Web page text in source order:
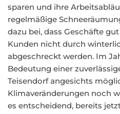
sparen und ihre
regelmäßige
dazu bei, dass Geschäfte
Kunden nicht durch
abgeschreckt werden. Im
Bedeutung einer
Teisendorf angesichts
Klimaveränderungen noch
es entscheidend, bereits